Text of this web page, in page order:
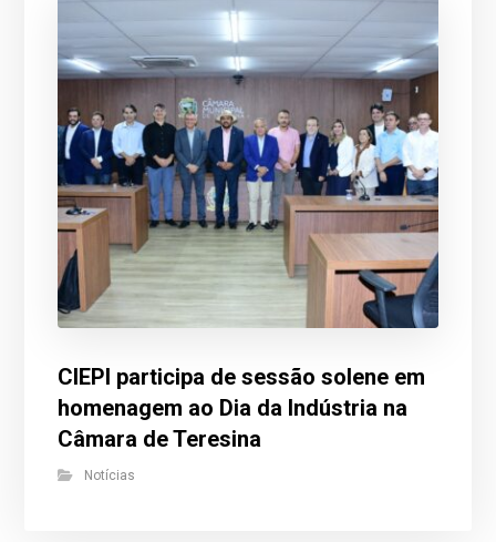
CIEPI participa de sessão solene em
homenagem ao Dia da Indústria na
Câmara de Teresina
Notícias